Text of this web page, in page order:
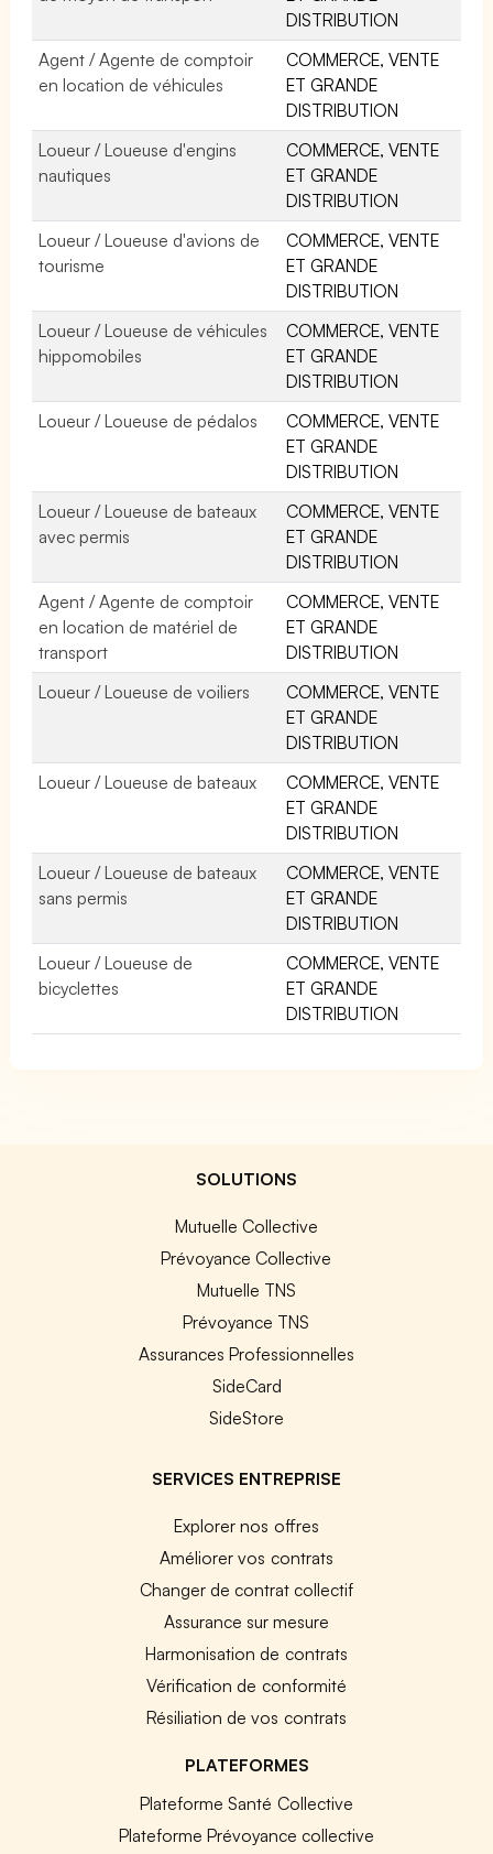
DISTRIBUTION
Agent / Agente de comptoir
en location de véhicules
COMMERCE, VENTE
ET GRANDE
DISTRIBUTION
Loueur / Loueuse d'engins
nautiques
COMMERCE, VENTE
ET GRANDE
DISTRIBUTION
Loueur / Loueuse d'avions de
tourisme
COMMERCE, VENTE
ET GRANDE
DISTRIBUTION
Loueur / Loueuse de véhicules
hippomobiles
COMMERCE, VENTE
ET GRANDE
DISTRIBUTION
Loueur / Loueuse de pédalos
COMMERCE, VENTE
ET GRANDE
DISTRIBUTION
Loueur / Loueuse de bateaux
avec permis
COMMERCE, VENTE
ET GRANDE
DISTRIBUTION
Agent / Agente de comptoir
en location de matériel de
transport
COMMERCE, VENTE
ET GRANDE
DISTRIBUTION
Loueur / Loueuse de voiliers
COMMERCE, VENTE
ET GRANDE
DISTRIBUTION
Loueur / Loueuse de bateaux
COMMERCE, VENTE
ET GRANDE
DISTRIBUTION
Loueur / Loueuse de bateaux
sans permis
COMMERCE, VENTE
ET GRANDE
DISTRIBUTION
Loueur / Loueuse de
bicyclettes
COMMERCE, VENTE
ET GRANDE
DISTRIBUTION
SOLUTIONS
Mutuelle Collective
Prévoyance Collective
Mutuelle TNS
Prévoyance TNS
Assurances Professionnelles
SideCard
SideStore
SERVICES ENTREPRISE
Explorer nos offres
Améliorer vos contrats
Changer de contrat collectif
Assurance sur mesure
Harmonisation de contrats
Vérification de conformité
Résiliation de vos contrats
PLATEFORMES
Plateforme Santé Collective
Plateforme Prévoyance collective